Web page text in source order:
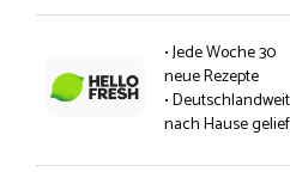
• Jede Woche 30
neue Rezepte
• Deutschlandweit
nach Hause